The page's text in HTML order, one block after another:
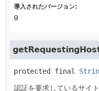
導入されたバージョン:
9
protected final
認証を要求しているサイ